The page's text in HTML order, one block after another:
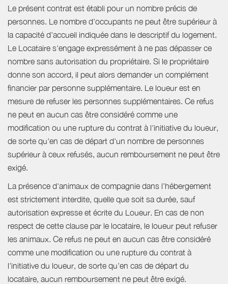
Le présent contrat est établi pour un nombre précis de
personnes. Le nombre d’occupants ne peut être supérieur à
la capacité d’accueil indiquée dans le descriptif du logement.
Le Locataire s'engage expressément à ne pas dépasser ce
nombre sans autorisation du propriétaire. Si le propriétaire
donne son accord, il peut alors demander un complément
financier par personne supplémentaire. Le loueur est en
mesure de refuser les personnes supplémentaires. Ce refus
ne peut en aucun cas être considéré comme une
modification ou une rupture du contrat à l'initiative du loueur,
de sorte qu'en cas de départ d'un nombre de personnes
supérieur à ceux refusés, aucun remboursement ne peut être
exigé.
La présence d'animaux de compagnie dans l’hébergement
est strictement interdite, quelle que soit sa durée, sauf
autorisation expresse et écrite du Loueur. En cas de non
respect de cette clause par le locataire, le loueur peut refuser
les animaux. Ce refus ne peut en aucun cas être considéré
comme une modification ou une rupture du contrat à
l'initiative du loueur, de sorte qu'en cas de départ du
locataire, aucun remboursement ne peut être exigé.